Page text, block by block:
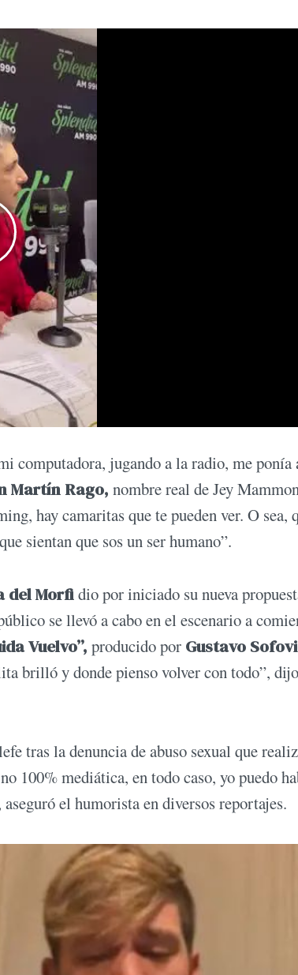
computadora, jugando a la radio, me ponía
Martín Rago, nombre real de Jey
hay camaritas que te pueden ver. O sea,
sientan que sos un ser humano”.
del Morfidio por iniciado su nueva
se llevó a cabo en el escenario a
Vuelvo”, producido por Gustavo
brilló y donde pienso volver con todo”,
tras la denuncia de abuso sexual que
100% mediática, en todo caso, yo puedo
el humorista en diversos reportajes.